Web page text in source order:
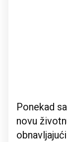
Ponekad
novu
obnavljajući